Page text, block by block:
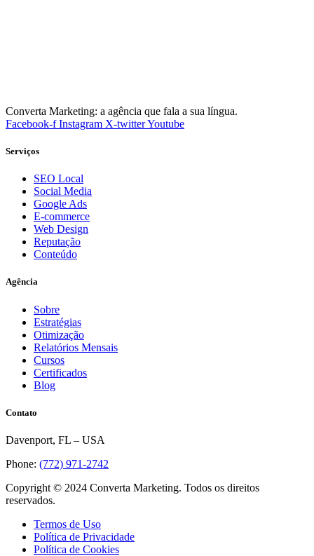
Converta Marketing: a agência que fala a sua língua.
Facebook-f Instagram X-twitterYoutube
Serviços
SEO Local
Social Media
Google Ads
E-commerce
Web Design
Reputação
Conteúdo
Agência
Sobre
Estratégias
Otimização
Relatórios Mensais
Cursos
Certificados
Blog
Contato
Davenport, FL – USA
Phone: (772) 971-2742
Copyright © 2024 Converta Marketing. Todos os direitos
reservados.
Termos de Uso
Política de Privacidade
Política de Cookies